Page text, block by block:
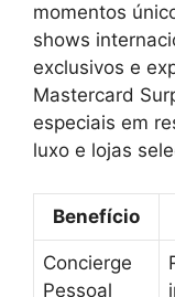
momentos
shows
exclusivos e
Mastercard
especiais em
luxo e lojas
Benefício
Concierge
Pessoal